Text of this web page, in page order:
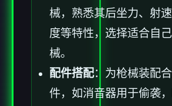
械，熟悉其后坐力、射
度等特性，选择适合自
械。
配件搭配：为枪械装配
件，如消音器用于偷袭